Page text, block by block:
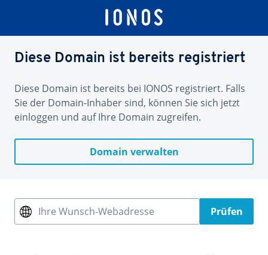
Diese Domain ist bereits registriert
Diese Domain ist bereits bei IONOS registriert. Falls
Sie der Domain-Inhaber sind, können Sie sich jetzt
einloggen und auf Ihre Domain zugreifen.
Domain verwalten
Ihre Wunsch-Webadresse Prüfen